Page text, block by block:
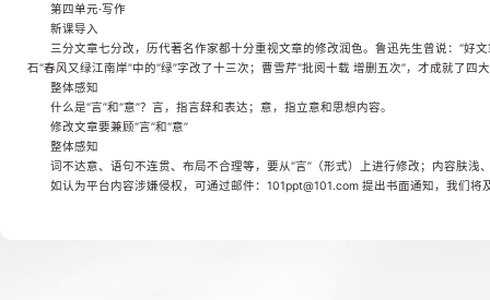
第四单元·写作
新课导入
三分文章七分改，历代著名作家都十分重视文章的修改润色。鲁迅先生曾说：“好
石“春风又绿江南岸”中的“绿”字改了十三次；曹雪芹“批阅十载 增删五次”，才成就了
整体感知
什么是“言”和“意”？言，指言辞和表达；意，指立意和思想内容。
修改文章要兼顾“言”和“意”
整体感知
词不达意、语句不连贯、布局不合理等，要从“言”（形式）上进行修改；内容肤浅
如认为平台内容涉嫌侵权，可通过邮件：101ppt@101.com 提出书面通知，我们将